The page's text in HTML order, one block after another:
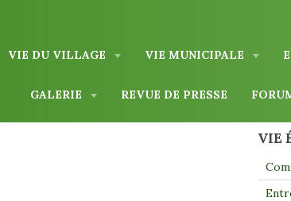
VIE DU VILLAGE VIE MUNICIPALE
GALERIE REVUE DE PRESSE
VIE